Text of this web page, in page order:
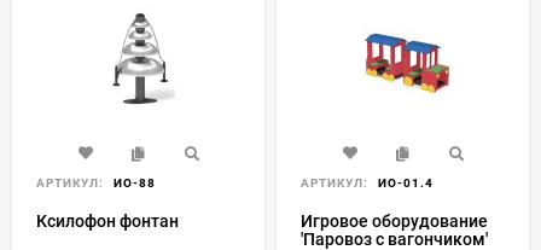
АРТИКУЛ: ИО-88
Ксилофон фонтан
АРТИКУЛ: ИО-01.4
Игровое оборудование
'Паровоз с вагончиком'